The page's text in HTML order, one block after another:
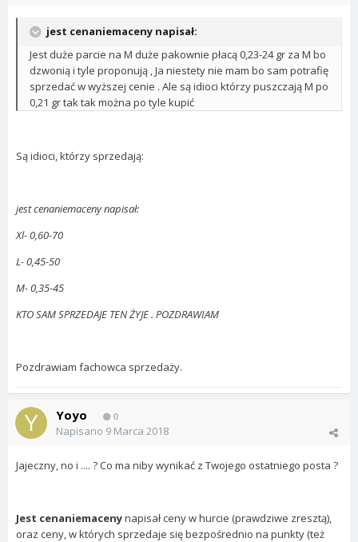
jest cenaniemaceny napisał:
Jest duże parcie na M duże pakownie płacą 0,23-24 gr za M bo
dzwonią i tyle proponują , Ja niestety nie mam bo sam potrafię
sprzedać w wyższej cenie . Ale są idioci którzy puszczają M po
0,21 gr tak tak można po tyle kupić
Są idioci, którzy sprzedają:
jest cenaniemaceny napisał:
Xl- 0,60-70
L- 0,45-50
M- 0,35-45
KTO SAM SPRZEDAJE TEN ŻYJE . POZDRAWIAM
Pozdrawiam fachowca sprzedaży.
Yoyo 0
Napisano 9 Marca 2018
Jajeczny, no i .... ? Co ma niby wynikać z Twojego ostatniego posta ?
Jest cenaniemacenynapisał ceny w hurcie (prawdziwe zresztą),
oraz ceny, w których sprzedaje się bezpośrednio na punkty (też